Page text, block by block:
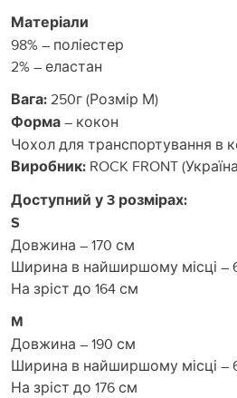
Матеріали
98% – поліестер
2% – еластан
Вага:250г (Розмір М)
Форма– кокон
Чохол для транспортування в
Виробник: ROCK FRONT
Доступний у 3 розмірах:
S
Довжина – 170 см
Ширина в найширшому місці –
На зріст до 164 см
M
Довжина – 190 см
Ширина в найширшому місці –
На зріст до 176 см